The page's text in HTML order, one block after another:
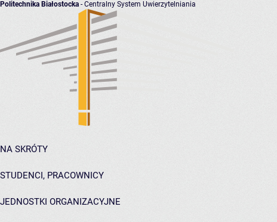
Politechnika Białostocka - Centralny System Uwierzytelniania
NA SKRÓTY
STUDENCI, PRACOWNICY
JEDNOSTKI ORGANIZACYJNE